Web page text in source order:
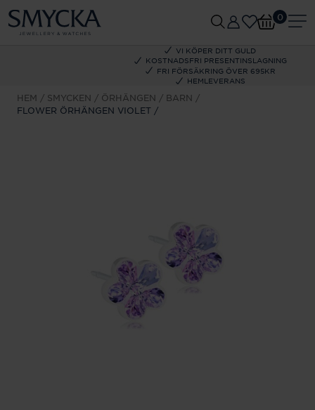
VI KÖPER DITT GULD
KOSTNADSFRI PRESENTINSLAGNING
FRI FÖRSÄKRING ÖVER 695KR
HEMLEVERANS
0
HEM SMYCKEN ÖRHÄNGEN
BARN
FLOWER ÖRHÄNGEN VIOLET